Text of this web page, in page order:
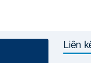
Liên